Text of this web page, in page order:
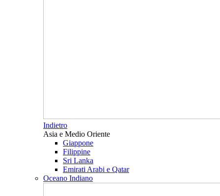
Indietro
Asia e Medio Oriente
Giappone
Filippine
Sri Lanka
Emirati Arabi e Qatar
Oceano Indiano